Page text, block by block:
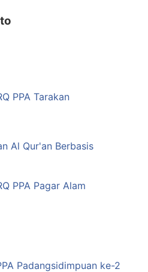
Padangsidimpuan ke-2